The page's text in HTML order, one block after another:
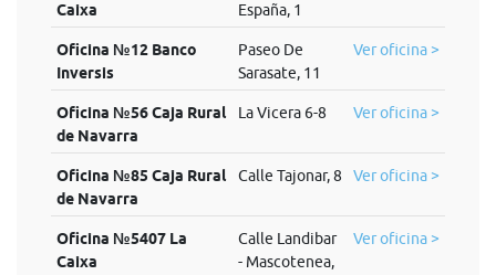
Caixa
España, 1
Oficina №12 Banco
Inversis
Paseo De
Sarasate, 11
Ver oficina >
Oficina №56 Caja Rural
de Navarra
La Vicera 6-8 Ver oficina >
Oficina №85 Caja Rural
de Navarra
Calle Tajonar, 8 Ver oficina >
Oficina №5407 La
Caixa
Calle Landibar
- Mascotenea,
Ver oficina >